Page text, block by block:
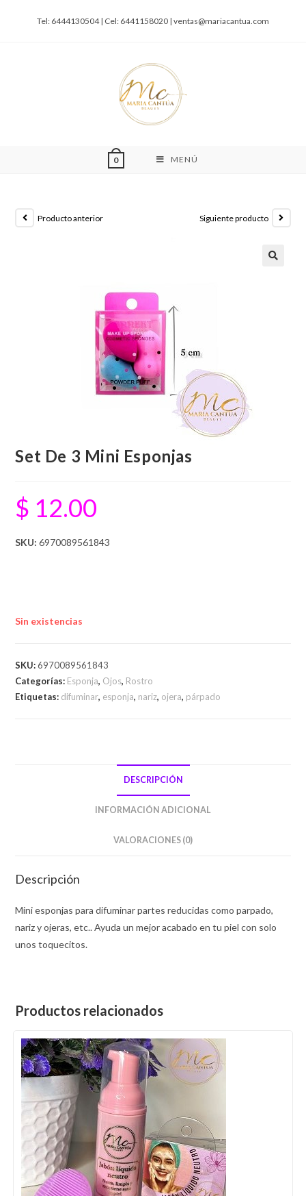
Tel: 6444130504 | Cel: 6441158020 | ventas@mariacantua.com
0 MENÚ
Producto anterior Siguiente producto
Set De 3 Mini Esponjas
$ 12.00
SKU:6970089561843
Sin existencias
SKU:6970089561843
Categorías: Esponja, Ojos, Rostro
Etiquetas: difuminar, esponja, nariz, ojera, párpado
DESCRIPCIÓN
INFORMACIÓN ADICIONAL
VALORACIONES (0)
Descripción
Mini esponjas para difuminar partes reducidas como parpado,
nariz y ojeras, etc.. Ayuda un mejor acabado en tu piel con solo
unos toquecitos.
Productos relacionados